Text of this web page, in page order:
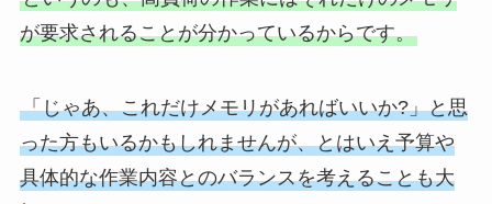
が要求されることが分かっているからです。
「じゃあ、これだけメモリがあればいいか?」と思
った方もいるかもしれませんが、とはいえ予算や
具体的な作業内容とのバランスを考えることも大